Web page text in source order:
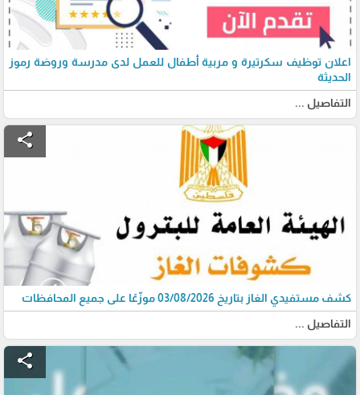
اعلان توظيف سكرتيرة و مربية أطفال للعمل لدى مدرسة وروضة رموز
الحديثة
التفاصيل ...
share
كشف مستفيدي الغاز بتاريخ 03/08/2026 موزّعًا على جميع المحافظات
التفاصيل ...
share